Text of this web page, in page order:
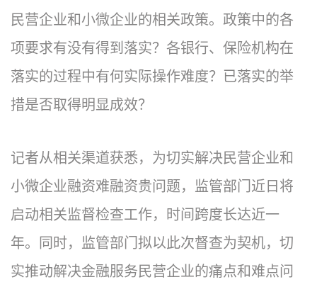
民营企业和小微企业的相关政策。政策中的各
项要求有没有得到落实？各银行、保险机构在
落实的过程中有何实际操作难度？已落实的举
措是否取得明显成效？
记者从相关渠道获悉，为切实解决民营企业和
小微企业融资难融资贵问题，监管部门近日将
启动相关监督检查工作，时间跨度长达近一
年。同时，监管部门拟以此次督查为契机，切
实推动解决金融服务民营企业的痛点和难点问